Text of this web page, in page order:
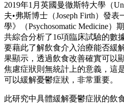
2019年1月英國曼徹斯特大學（
夫•弗斯博士（Joseph Firth）發
學》（Psychosomatic Medicine
共綜合分析了16項臨床試驗的數
要藉此了解飲食介入治療能否緩
果顯示，透過飲食改善確實可以
焦慮症狀則無統計上的意義，這
可以緩解憂鬱症狀，非常重要。
此研究中具體緩解憂鬱症狀的飲